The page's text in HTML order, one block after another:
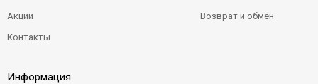
Акции
Контакты
Возврат и обмен
Информация